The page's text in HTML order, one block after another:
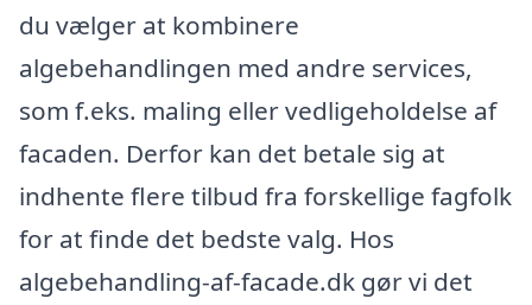
du vælger at kombinere
algebehandlingen med andre services,
som f.eks. maling eller vedligeholdelse af
facaden. Derfor kan det betale sig at
indhente flere tilbud fra forskellige fagfolk
for at finde det bedste valg. Hos
algebehandling-af-facade.dk gør vi det